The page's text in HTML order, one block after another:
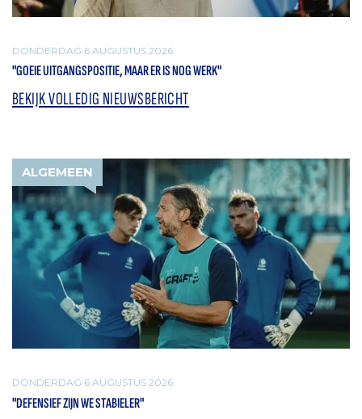
DONDERDAG 6 AUGUSTUS 2026
"GOEIE UITGANGSPOSITIE, MAAR ER IS NOG WERK"
BEKIJK VOLLEDIG NIEUWSBERICHT
ALGEMEEN
DONDERDAG 6 AUGUSTUS 2026
"DEFENSIEF ZIJN WE STABIELER"